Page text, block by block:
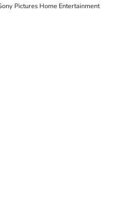
Pictures Home Entertainment